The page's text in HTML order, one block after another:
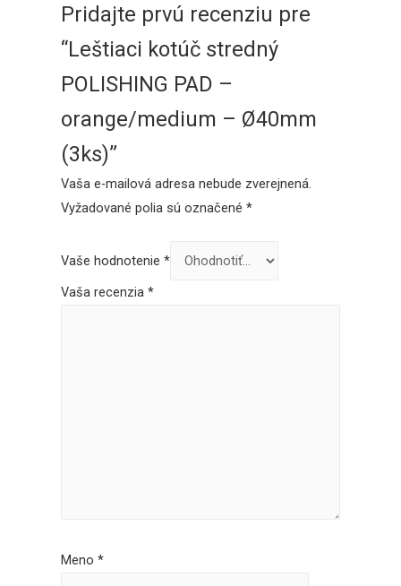
Pridajte prvú recenziu pre
“Leštiaci kotúč stredný
POLISHING PAD –
orange/medium – Ø40mm
(3ks)”
Vaša e-mailová adresa nebude zverejnená.
Vyžadované polia sú označené*
Vaše hodnotenie*
Vaša recenzia*
Meno*